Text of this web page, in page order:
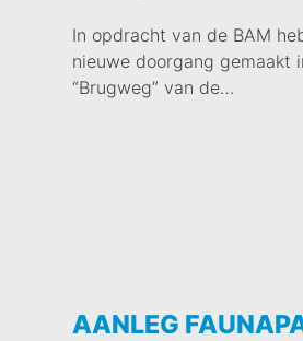
In opdracht van de BAM
nieuwe doorgang gemaakt
“Brugweg” van de…
AANLEG